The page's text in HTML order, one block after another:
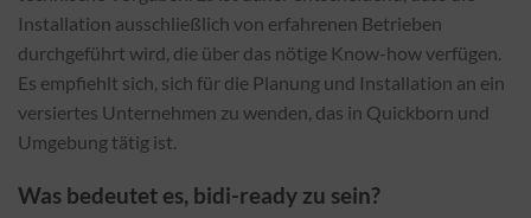
Installation ausschließlich von erfahrenen Betrieben
durchgeführt wird, die über das nötige Know-how verfügen.
Es empfiehlt sich, sich für die Planung und Installation an ein
versiertes Unternehmen zu wenden, das in Quickborn und
Umgebung tätig ist.
Was bedeutet es, bidi-ready zu sein?